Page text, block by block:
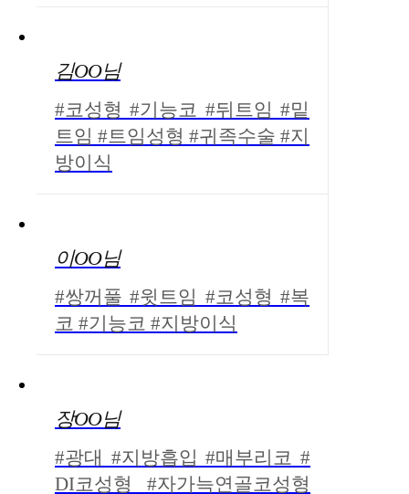
김OO님
#코성형 #기능코 #뒤트임 #밑
트임 #트임성형 #귀족수술 #지
방이식
이OO님
#쌍꺼풀 #윗트임 #코성형 #복
코 #기능코 #지방이식
장OO님
#광대 #지방흡입 #매부리코 #
DI코성형 #자가늑연골코성형